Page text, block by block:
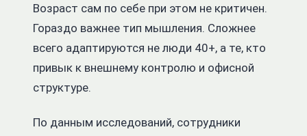
Возраст сам по себе при этом не критичен.
Гораздо важнее тип мышления. Сложнее
всего адаптируются не люди 40+, а те, кто
привык к внешнему контролю и офисной
структуре.
По данным исследований, сотрудники